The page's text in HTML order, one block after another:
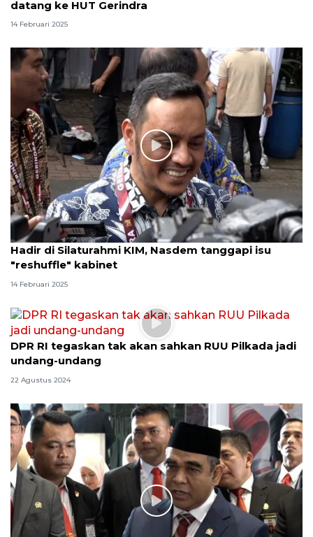
datang ke HUT Gerindra
14 Februari 2025
Hadir di Silaturahmi KIM, Nasdem tanggapi isu
"reshuffle" kabinet
14 Februari 2025
DPR RI tegaskan tak akan sahkan RUU Pilkada jadi
undang-undang
22 Agustus 2024